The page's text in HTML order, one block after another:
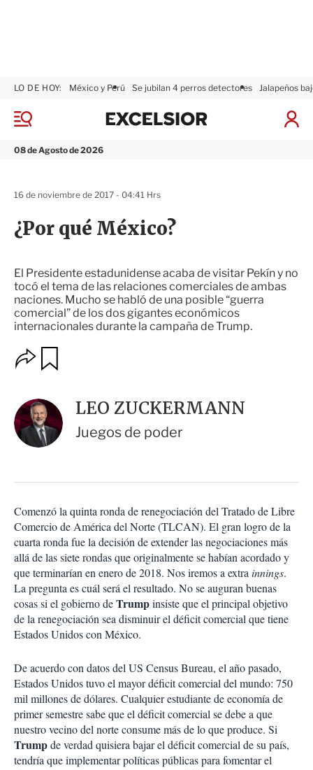
M
n
08 de Agosto de 2026
LO DE HOY: México y Perú Se jubilan 4 perros detectores Jalapeños
I
ó
x
¿Por qué México?
El Presidente estadunidense acaba de visitar Pekín y no
tocó el tema de las relaciones comerciales de ambas
naciones. Mucho se habló de una posible “guerra
comercial” de los dos gigantes económicos
internacionales durante la campaña de Trump.
16 de noviembre de 2017 - 04:41 Hrs
O
p
o
n
e
s
c
m
p
a
t
i
r
a
r
LEO ZUCKERMANN
Juegos de poder
Comenzó la quinta ronda de renegociación del Tratado de Libre
Comercio de América del Norte (TLCAN). El gran logro de la
cuarta ronda fue la decisión de extender las negociaciones más
allá de las siete rondas que originalmente se habían acordado y
que terminarían en enero de 2018. Nos iremos a extra innings.
La pregunta es cuál será el resultado. No se auguran buenas
cosas si el gobierno deTrumpinsiste que el principal objetivo
de la renegociación sea disminuir el déficit comercial que tiene
Estados Unidos con México.
De acuerdo con datos del US Census Bureau, el año pasado,
Estados Unidos tuvo el mayor déficit comercial del mundo: 750
mil millones de dólares. Cualquier estudiante de economía de
primer semestre sabe que el déficit comercial se debe a que
nuestro vecino del norte consume más de lo que produce. Si
Trumpde verdad quisiera bajar el déficit comercial de su país,
tendría que implementar políticas públicas para fomentar el